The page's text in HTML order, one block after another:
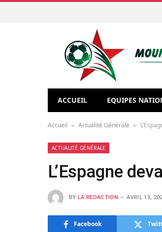
ACCUEIL EQUIPES
Accueil » Actualité Générale »
ACTUALITÉ GÉNÉRALE
L’Espagne
BY LA REDACTION AVRIL 15,
Facebook